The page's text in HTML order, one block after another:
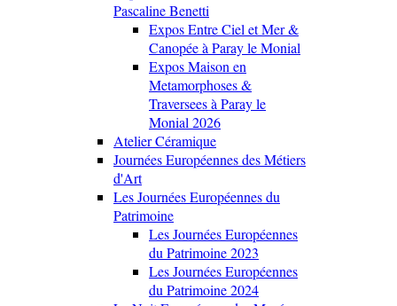
Pascaline Benetti
Expos Entre Ciel et Mer &
Canopée à Paray le Monial
Expos Maison en
Metamorphoses &
Traversees à Paray le
Monial 2026
Atelier Céramique
Journées Européennes des Métiers
d'Art
Les Journées Européennes du
Patrimoine
Les Journées Européennes
du Patrimoine 2023
Les Journées Européennes
du Patrimoine 2024